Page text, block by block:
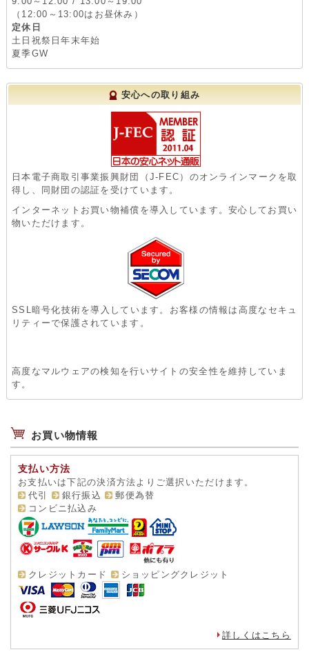
（12:00～13:00はお昼休み）
定休日
土日祝祭日年末年始
夏季GW
安心への取り組み
日本電子商取引事業振興財団（J-FEC）のオンラインマークを取
得し、同財団の認証を受けています。
インターネットお買い物補償を導入しています。安心してお買い
物いただけます。
SSL暗号化技術を導入しています。お客様の情報は高度なセキュ
リティーで保護されています。
高度なマルウェアの検知を行いサイトの安全性を維持していま
す。
お買い物情報
支払い方法
お支払いは下記の決済方法よりご選択いただけます。
代引
銀行振込
郵便為替
コンビニ払込み
クレジットカード ショッピングクレジット
詳しくはこちら